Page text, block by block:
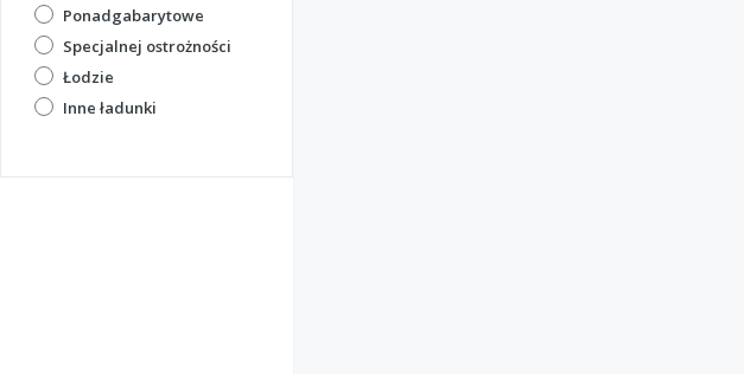
Ponadgabarytowe
Specjalnej ostrożności
Łodzie
Inne ładunki